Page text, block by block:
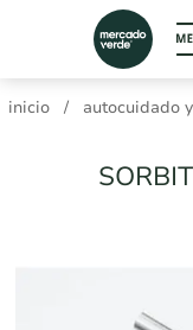
inicio / autocuidado